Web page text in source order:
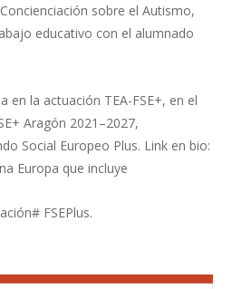
sobre el Autismo,
educativo con el alumnado
en la actuación TEA-FSE+, en el
Aragón 2021–2027,
Social Europeo Plus. Link en bio:
Europa que incluye
FSEPlus.